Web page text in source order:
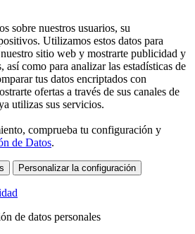
sobre nuestros usuarios, su
Utilizamos estos datos para
sitio web y mostrarte publicidad y
así como para analizar las estadísticas de
tus datos encriptados con
ofertas a través de sus canales de
utilizas sus servicios.
comprueba tu configuración y
de Datos.
Personalizar la configuración
de datos personales